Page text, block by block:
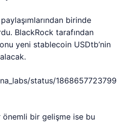
birinde
BlackRock tarafından
yeni stablecoin USDtb’nin
status/1868657723799
bir gelişme ise bu